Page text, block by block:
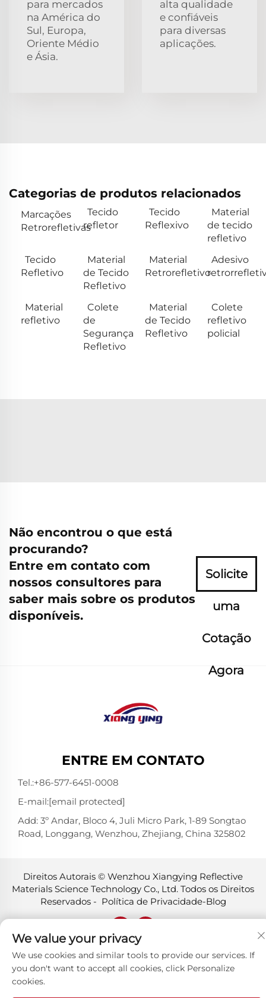
para mercados
na América do
Sul, Europa,
Oriente Médio
e Ásia.
alta qualidade
e confiáveis
para diversas
aplicações.
Categorias de produtos relacionados
Marcações
Retrorefletivas
Tecido
refletor
Tecido
Reflexivo
Material
de tecido
refletivo
Tecido
Refletivo
Material
de Tecido
Refletivo
Material
Retrorefletivo
Adesivo
Material
refletivo
Colete
de
Segurança
Refletivo
Material
de Tecido
Refletivo
Colete
refletivo
policial
Não encontrou o que está
procurando?
Entre em contato com
nossos consultores para
saber mais sobre os produtos
disponíveis.
Solicite
uma
Cotação
Agora
ENTRE EM CONTATO
Tel.:+86-577-6451-0008
E-mail:[email protected]
Add: 3º Andar, Bloco 4, Juli Micro Park, 1-89 Songtao
Road, Longgang, Wenzhou, Zhejiang, China 325802
Direitos Autorais © Wenzhou Xiangying Reflective
Materials Science Technology Co., Ltd. Todos os Direitos
Reservados - Política de Privacidade-Blog
We value your privacy
We use cookies and similar tools to provide our services. If
you don't want to accept all cookies, click Personalize
cookies.